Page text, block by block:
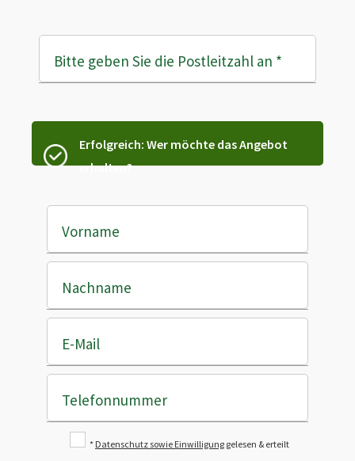
Bitte geben Sie die Postleitzahl an *
Erfolgreich: Wer möchte das Angebot
erhalten?
Vorname
Nachname
E-Mail
Telefonnummer
* Datenschutz sowie Einwilligung gelesen & erteilt